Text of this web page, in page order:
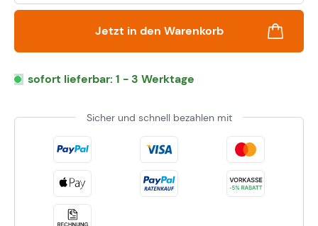
Jetzt in den Warenkorb
sofort lieferbar: 1 - 3 Werktage
Sicher und schnell bezahlen mit